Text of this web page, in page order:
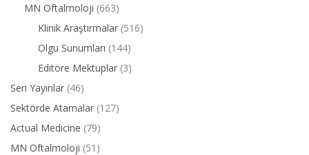
MN Oftalmoloji (663)
Klinik Araştırmalar (516)
Olgu Sunumları (144)
Editöre Mektuplar (3)
Seri Yayınlar (46)
Sektörde Atamalar (127)
Actual Medicine (79)
MN Oftalmoloji (51)